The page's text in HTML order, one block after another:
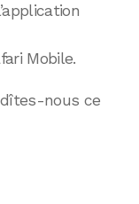
Mobile.
nous ce